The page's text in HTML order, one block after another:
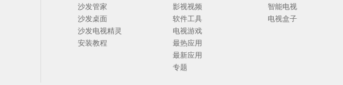
沙发管家
沙发桌面
沙发电视精灵
安装教程
影视视频
软件工具
电视游戏
最热应用
最新应用
专题
智能电视
电视盒子